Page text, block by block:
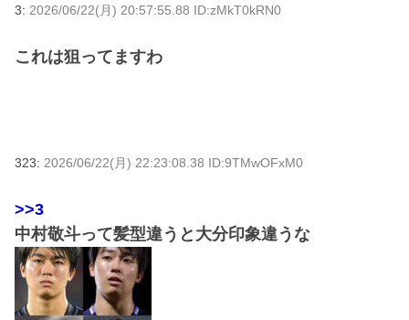
3: 2026/06/22(月) 20:57:55.88 ID:zMkT0kRN0
これは狙ってますわ
323: 2026/06/22(月) 22:23:08.38 ID:9TMwOFxM0
>>3
中村敬斗って髪型違うと大分印象違うな